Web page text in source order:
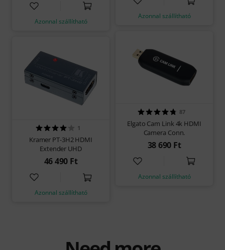
Azonnal szállítható
Azonnal szállítható
1
Kramer PT-3H2 HDMI
Extender UHD
46 490 Ft
Azonnal szállítható
87
Elgato Cam Link 4k HDMI
Camera Conn.
38 690 Ft
Azonnal szállítható